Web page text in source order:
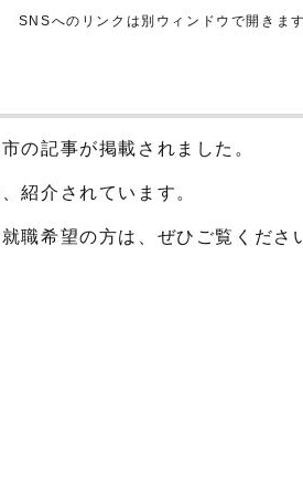
SNSへのリンクは別ウィンドウで開きます
の記事が掲載されました。
紹介されています。
職希望の方は、ぜひご覧くださ